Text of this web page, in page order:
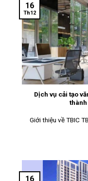
Dịch vụ cải tạo
Giới thiệu về TBIC
16
Th12
16